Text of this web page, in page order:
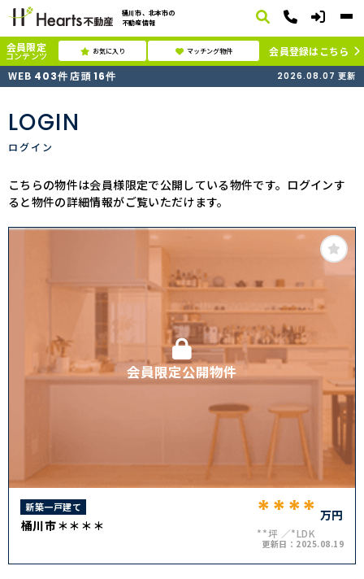
桶川市、北本市の
不動産情報
会員限定
コンテンツ お気に入り マッチング物件
会員登録はこちら
WEB 403件 店頭16件 2026.08.07 更新
LOGIN
ログイン
こちらの物件は会員様限定で公開している物件です。ログインす
ると物件の詳細情報がご覧いただけます。
会員限定公開物件
新築一戸建て
桶川市＊＊＊＊ **** 万円
**坪 *LDK
更新日： 2025.08.19